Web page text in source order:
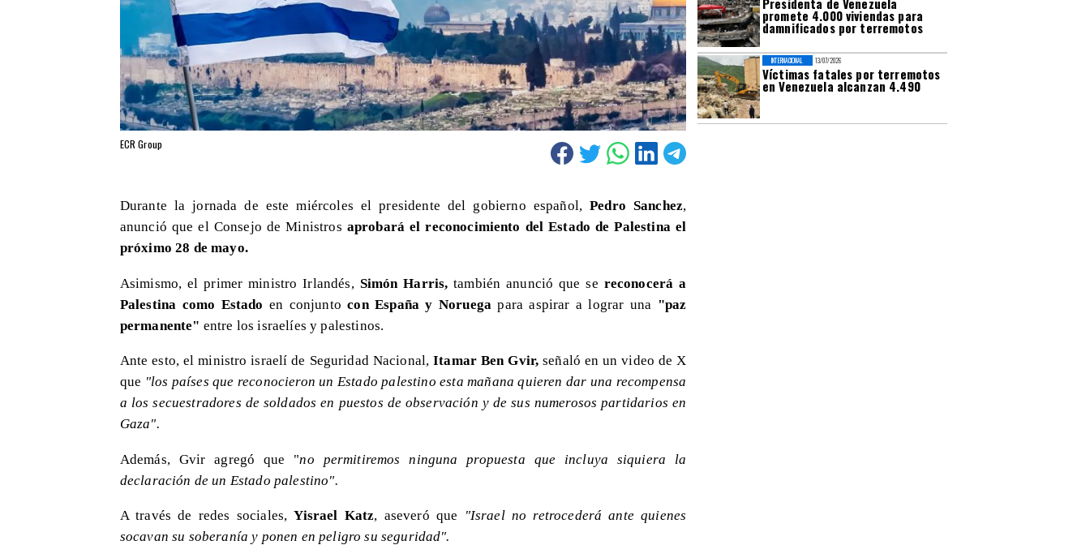
ECR Group
promete 4.000 viviendas para
damnificados por terremotos
13/07/2026
Víctimas fatales por terremotos
en Venezuela alcanzan 4.490
INTERNACIONAL
Durante la jornada de este miércoles el presidente del gobierno español,Pedro Sanchez,
anunció que el Consejo de Ministros aprobará el reconocimiento del Estado de Palestina el
próximo 28 de mayo.
Asimismo, el primer ministro Irlandés, Simón Harris, también anunció que se reconocerá a
Palestina como Estado en conjuntocon España y Noruega para aspirar a lograr una "paz
permanente" entre los israelíes y palestinos.
Ante esto, el ministro israelí de Seguridad Nacional,Itamar Ben Gvir, señaló en un video de X
que "los países que reconocieron un Estado palestino esta mañana quieren dar una recompensa
a los secuestradores de soldados en puestos de observación y de sus numerosos partidarios en
Gaza".
Además, Gvir agregó que "no permitiremos ninguna propuesta que incluya siquiera la
declaración de un Estado palestino".
A través de redes sociales,Yisrael Katz, aseveró que "Israel no retrocederá ante quienes
socavan su soberanía y ponen en peligro su seguridad".